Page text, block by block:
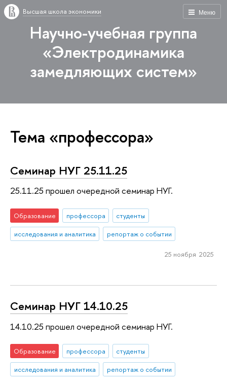
Меню
Высшая школа экономики
Научно-учебная группа
«Электродинамика
замедляющих систем»
Тема «профессора»
Семинар НУГ 25.11.25
25.11.25 прошел очередной семинар НУГ.
Образование профессора
студенты
исследования и аналитика
репортаж о событии
25 ноября 2025
Семинар НУГ 14.10.25
14.10.25 прошел очередной семинар НУГ.
Образование профессора
студенты
исследования и аналитика
репортаж о событии